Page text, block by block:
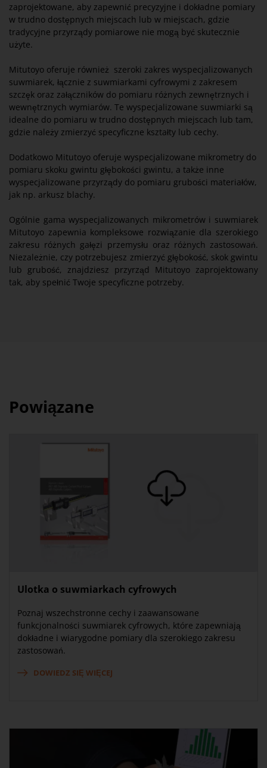
zaprojektowane, aby zapewnić precyzyjne i dokładne pomiary
w trudno dostępnych miejscach lub w miejscach, gdzie
tradycyjne przyrządy pomiarowe nie mogą być skutecznie
użyte.
Mitutoyo oferuje również szeroki zakres wyspecjalizowanych
suwmiarek, łącznie z suwmiarkami cyfrowymi z zakresem
szczęk oraz załączników do pomiaru różnych zewnętrznych i
wewnętrznych wymiarów. Te wyspecjalizowane suwmiarki są
idealne do pomiaru w trudno dostępnych miejscach lub tam,
gdzie należy zmierzyć specyficzne kształty lub cechy.
Dodatkowo Mitutoyo oferuje wyspecjalizowane mikrometry do
pomiaru skoku gwintu głębokości gwintu, a także inne
wyspecjalizowane przyrządy do pomiaru grubości materiałów,
jak np. arkusz blachy.
Ogólnie gama wyspecjalizowanych mikrometrów i suwmiarek
Mitutoyo zapewnia kompleksowe rozwiązanie dla szerokiego
zakresu różnych gałęzi przemysłu oraz różnych zastosowań.
Niezależnie, czy potrzebujesz zmierzyć głębokość, skok gwintu
lub grubość, znajdziesz przyrząd Mitutoyo zaprojektowany
tak, aby spełnić Twoje specyficzne potrzeby.
Powiązane
Ulotka o suwmiarkach cyfrowych
Poznaj wszechstronne cechy i zaawansowane
funkcjonalności suwmiarek cyfrowych, które zapewniają
dokładne i wiarygodne pomiary dla szerokiego zakresu
zastosowań.
DOWIEDZ SIĘ WIĘCEJ